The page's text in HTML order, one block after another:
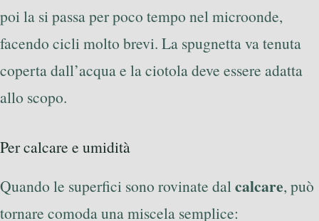
poi la si passa per poco tempo nel microonde,
facendo cicli molto brevi. La spugnetta va tenuta
coperta dall’acqua e la ciotola deve essere adatta
allo scopo.
Per calcare e umidità
Quando le superfici sono rovinate dalcalcare, può
tornare comoda una miscela semplice: